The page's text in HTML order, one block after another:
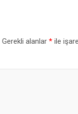
Gerekli alanlar * ile